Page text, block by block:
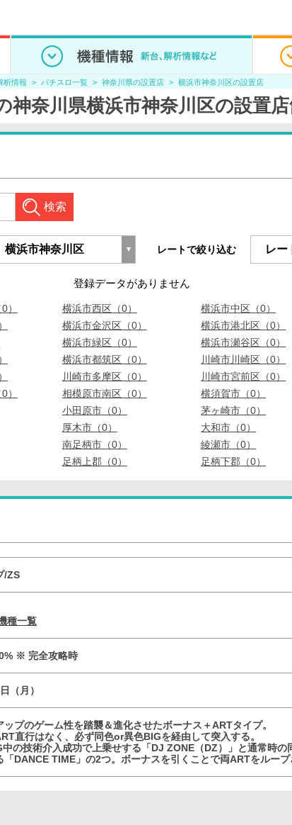
析情報 パチスロ一覧 神奈川県の設置店 横浜市神奈川区の設置店
奈川県横浜市神奈川区の設置
検索
レートで絞り込む
登録データがありません
） 横浜市西区（0） 横浜市中区（0）
横浜市金沢区（0） 横浜市港北区（0）
横浜市緑区（0） 横浜市瀬谷区（0）
横浜市都筑区（0） 川崎市川崎区（0）
川崎市多摩区（0） 川崎市宮前区（0）
） 相模原市南区（0） 横須賀市（0）
小田原市（0） 茅ヶ崎市（0）
厚木市（0） 大和市（0）
南足柄市（0） 綾瀬市（0）
足柄上郡（0） 足柄下郡（0）
/ZS
種一覧
※ 完全攻略時
（月）
プのゲーム性を踏襲＆進化させたボーナス＋ARTタイプ。
直行はなく、必ず同色or異色BIGを経由して突入する。
の技術介入成功で上乗せする「DJ ZONE（DZ）」と通常時
「DANCE TIME」の2つ。ボーナスを引くことで両ARTをループ